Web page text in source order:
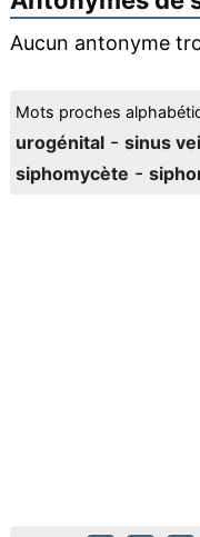
Aucun antonyme
Mots proches
urogénital- sinus
siphomycète -